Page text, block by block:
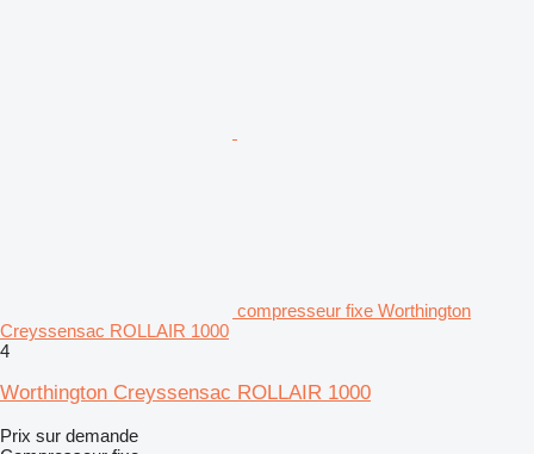
compresseur fixe Worthington
Creyssensac ROLLAIR 1000
4
Worthington Creyssensac ROLLAIR 1000
Prix sur demande